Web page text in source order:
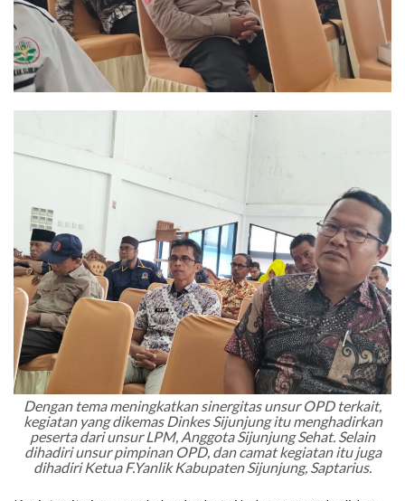
Dengan tema meningkatkan sinergitas unsur OPD terkait,
kegiatan yang dikemas Dinkes Sijunjung itu menghadirkan
peserta dari unsur LPM, Anggota Sijunjung Sehat. Selain
dihadiri unsur pimpinan OPD, dan camat kegiatan itu juga
dihadiri Ketua F.Yanlik Kabupaten Sijunjung, Saptarius.